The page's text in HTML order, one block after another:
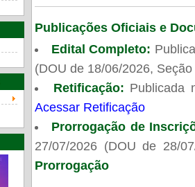
Publicações Oficiais e
Edital Completo:
(DOU de 18/06/2026,
Retificação: Publicada
Acessar Retificação
Prorrogação de
27/07/2026 (DOU de 28/
Prorrogação